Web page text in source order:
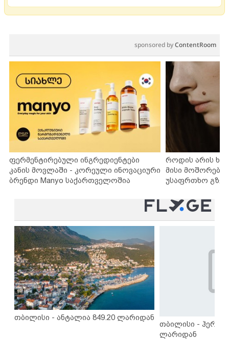
sponsored byContentRoom
ფერმენტირებული ინგრედიენტები
კანის მოვლაში - კორეული ინოვაციური
ბრენდი Manyo საქართველოშია
როდის არის
მისი
უსაფრთხო
თბილისი - ანტალია 849.20 ლარიდან
თბილისი -
ლარიდან